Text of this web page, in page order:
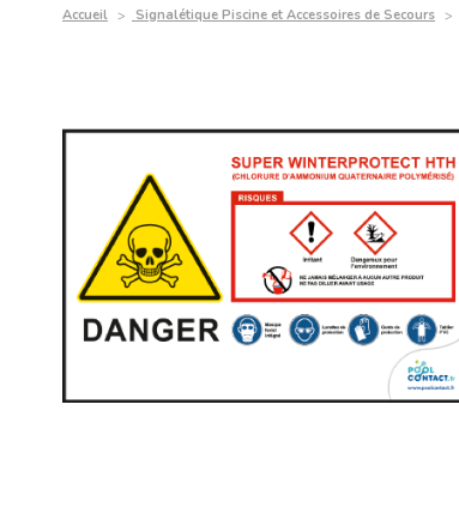
Accueil Signalétique Piscine et Accessoires de Secours